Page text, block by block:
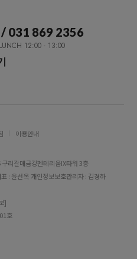
031 869 2356
LUNCH 12:00 - 13:00
이용안내
리갈매금강펜테리움IX타워 3층
표 : 윤선옥 개인정보보호관리자 : 김경하
]
호